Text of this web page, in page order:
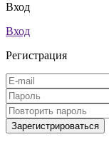
Вход
Вход
Регистрация